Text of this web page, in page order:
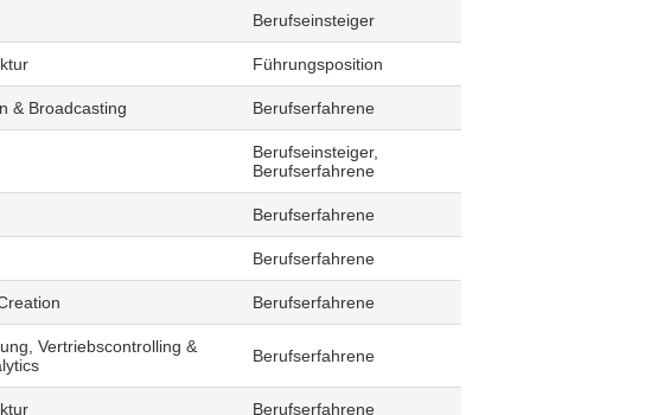
Berufseinsteiger
Führungsposition
& Broadcasting Berufserfahrene
Berufseinsteiger,
Berufserfahrene
Berufserfahrene
Berufserfahrene
Berufserfahrene
Vertriebscontrolling &
Berufserfahrene
Berufserfahrene